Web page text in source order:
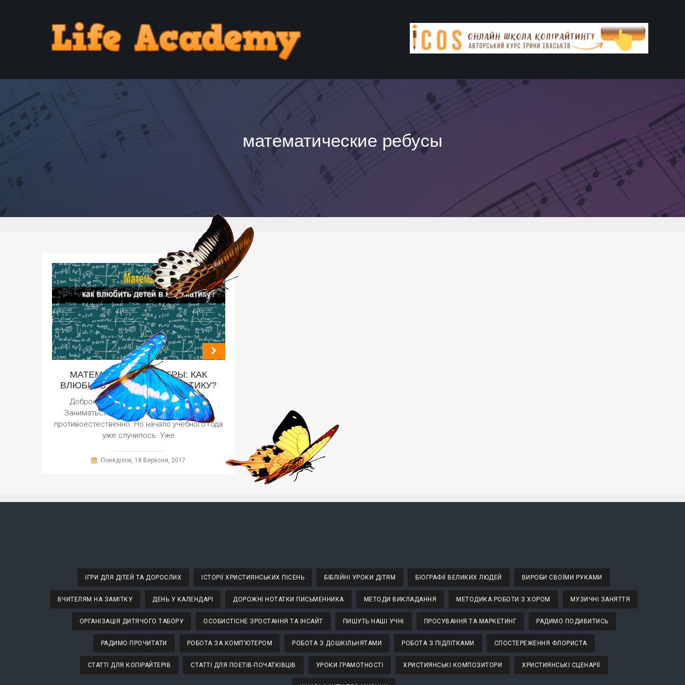
математические ребусы
МАТЕМАТИЧЕСКИЕ ИГРЫ: КАК
ВЛЮБИТЬ ДЕТЕЙ В МАТЕМАТИКУ?
Доброе утро! С Вами Ирина Иваськив.
Заниматься математикой с утра – как-то
противоестественно. Но начало учебного года
уже случилось. Уже
Понеділок, 18 Вересня, 2017
ІГРИ ДЛЯ ДІТЕЙ ТА ДОРОСЛИХ ІСТОРІЇ ХРИСТИЯНСЬКИХ ПІСЕНЬ БІБЛІЙНІ УРОКИ ДІТЯМ БІОГРАФІЇ ВЕЛИКИХ ЛЮДЕЙ ВИРОБИ СВОЇМИ РУКАМИ
ВЧИТЕЛЯМ НА ЗАМІТКУ ДЕНЬ У КАЛЕНДАРІ ДОРОЖНІ НОТАТКИ ПИСЬМЕННИКА МЕТОДИ ВИКЛАДАННЯ МЕТОДИКА РОБОТИ З ХОРОМ МУЗИЧНІ ЗАНЯТТЯ
ОРГАНІЗАЦІЯ ДИТЯЧОГО ТАБОРУ ОСОБИСТІСНЕ ЗРОСТАННЯ ТА ІНСАЙТ ПИШУТЬ НАШІ УЧНІ ПРОСУВАННЯ ТА МАРКЕТИНГ РАДИМО ПОДИВИТИСЬ
РАДИМО ПРОЧИТАТИ РОБОТА ЗА КОМП'ЮТЕРОМ РОБОТА З ДОШКІЛЬНЯТАМИ РОБОТА З ПІДЛІТКАМИ СПОСТЕРЕЖЕННЯ ФЛОРИСТА
СТАТТІ ДЛЯ КОПІРАЙТЕРІВ СТАТТІ ДЛЯ ПОЕТІВ-ПОЧАТКІВЦІВ УРОКИ ГРАМОТНОСТІ ХРИСТИЯНСЬКІ КОМПОЗИТОРИ ХРИСТИЯНСЬКІ СЦЕНАРІЇ